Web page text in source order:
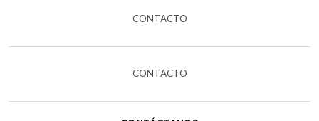
CONTACTO
CONTACTO